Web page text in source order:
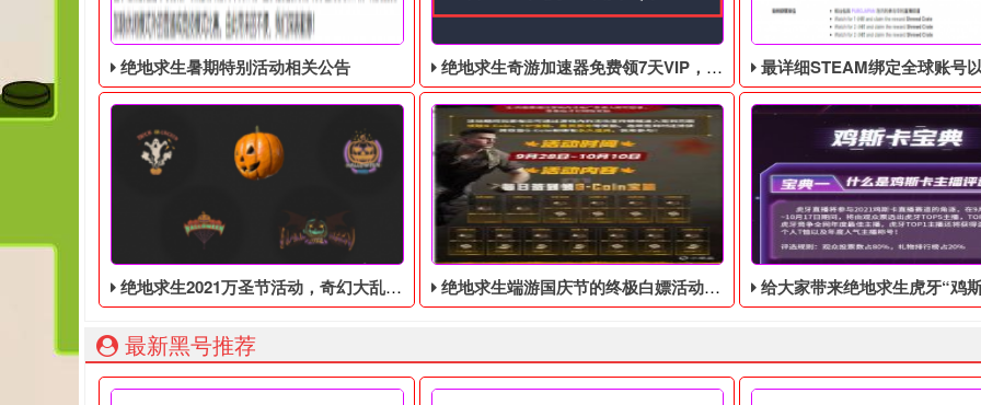
绝地求生暑期特别活动相关公告 绝地求生奇游加速器免费领7天VIP，合计168小时 最详细STEAM绑定全球账号以及老鼠台掉宝攻略，常
绝地求生2021万圣节活动，奇幻大乱斗回归，还有新皮肤和新地图 绝地求生端游国庆节的终极白嫖活动，活动的时间是9月28号到10月10号 给大家带来绝地求生虎牙“鸡斯卡宝典”的福利活动，这次福利活动将于9月17日
最新黑号推荐